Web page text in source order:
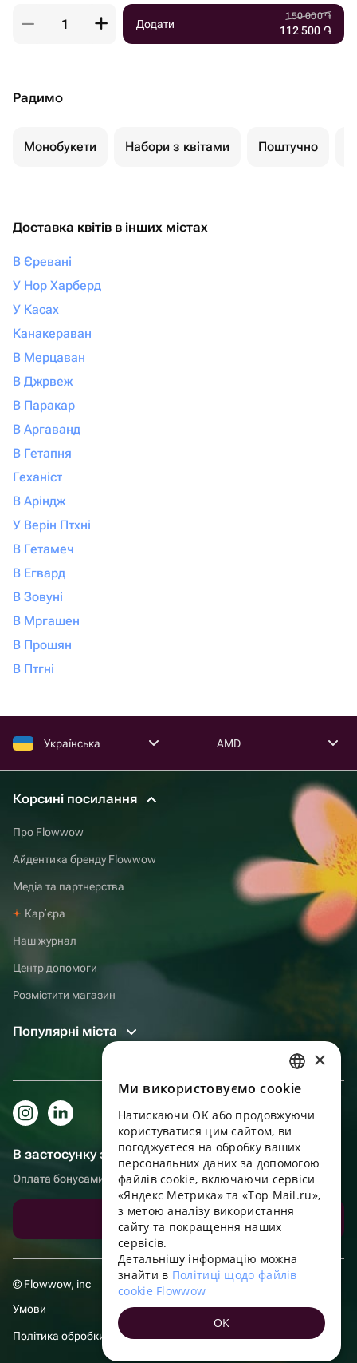
Додати
150 000֏
112 500 ֏
Радимо
Монобукети Набори з квітами Поштучно
Доставка квітів в інших містах
В Єревані
У Нор Харберд
У Касах
Канакераван
В Мерцаван
В Джрвеж
В Паракар
В Аргаванд
В Гетапня
Геханіст
В Аріндж
У Верін Птхні
В Гетамеч
В Егвард
В Зовуні
В Мргашен
В Прошян
В Птгні
Українська AMD
Корсині посилання
Про Flowwow
Айдентика бренду Flowwow
Медіа та партнерства
Карʼєра
Наш журнал
Центр допомоги
Розмістити магазин
Популярні міста
В застосунку зручніше!
Оплата бонусами, самовивіз, зручний чат підтримки
Завантажити додаток
© Flowwow, inc
Умови
Політика обробки даних
RUSSIAN
ENGLISH
UKRAINIAN
PORTUGUESE
SPANISH
HUNGARIAN
FRENCH
TURKISH
×
Ми використовуємо cookie
Натискаючи OK або продовжуючи
користуватися цим сайтом, ви
погоджуєтеся на обробку ваших
персональних даних за допомогою
файлів cookie, включаючи сервіси
«Яндекс Метрика» та «Top Mail.ru»,
з метою аналізу використання
сайту та покращення наших
сервісів.
Детальнішу інформацію можна
знайти в Політиці щодо файлів
cookie Flowwow
OK